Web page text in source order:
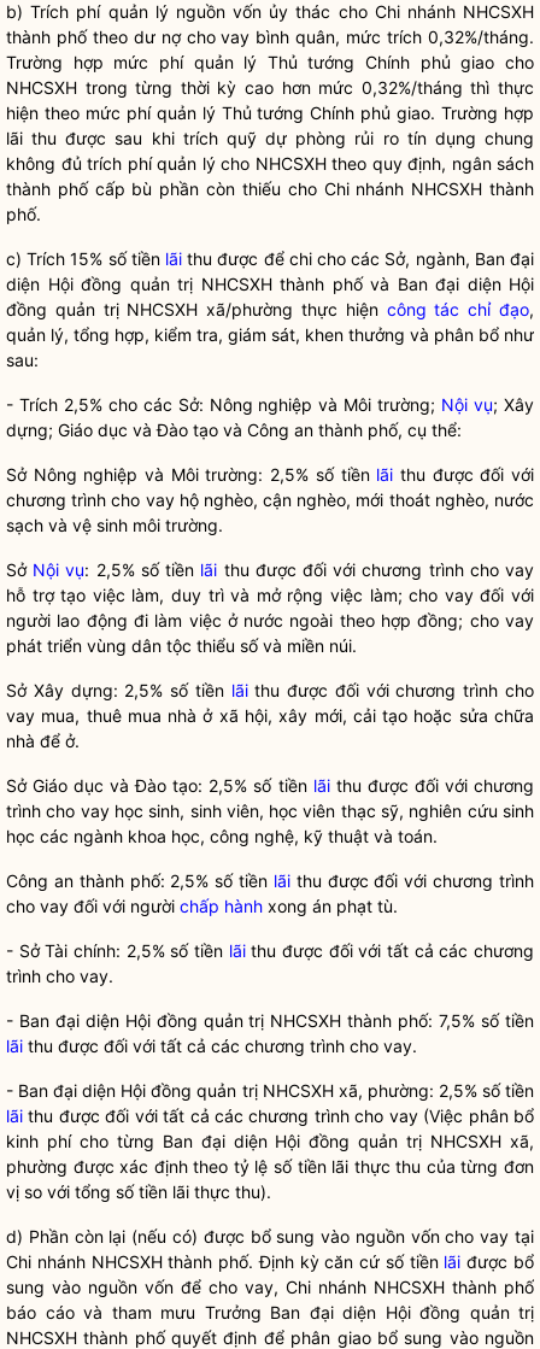
b) Trích phí quản lý nguồn vốn ủy thác cho Chi nhánh NHCSXH
thành phố theo dư nợ cho vay bình quân, mức trích 0,32%/tháng.
Trường hợp mức phí quản lý Thủ tướng Chính phủ giao cho
NHCSXH trong từng thời kỳ cao hơn mức 0,32%/tháng thì thực
hiện theo mức phí quản lý Thủ tướng Chính phủ giao. Trường hợp
lãi thu được sau khi trích quỹ dự phòng rủi ro tín dụng chung
không đủ trích phí quản lý cho NHCSXH theo quy định, ngân sách
thành phố cấp bù phần còn thiếu cho Chi nhánh NHCSXH thành
phố.
c) Trích 15% số tiền lãi thu được để chi cho các Sở, ngành, Ban đại
diện Hội đồng quản trị NHCSXH thành phố và Ban đại diện Hội
đồng quản trị NHCSXH xã/phường thực hiện công tác chỉ đạo,
quản lý, tổng hợp, kiểm tra, giám sát, khen thưởng và phân bổ như
sau:
- Trích 2,5% cho các Sở: Nông nghiệp và Môi trường; Nội vụ; Xây
dựng; Giáo dục và Đào tạo và Công an thành phố, cụ thể:
Sở Nông nghiệp và Môi trường: 2,5% số tiền lãi thu được đối với
chương trình cho vay hộ nghèo, cận nghèo, mới thoát nghèo, nước
sạch và vệ sinh môi trường.
Sở Nội vụ: 2,5% số tiền lãi thu được đối với chương trình cho vay
hỗ trợ tạo việc làm, duy trì và mở rộng việc làm; cho vay đối với
người lao động đi làm việc ở nước ngoài theo hợp đồng; cho vay
phát triển vùng dân tộc thiểu số và miền núi.
Sở Xây dựng: 2,5% số tiền lãithu được đối với chương trình cho
vay mua, thuê mua nhà ở xã hội, xây mới, cải tạo hoặc sửa chữa
nhà để ở.
Sở Giáo dục và Đào tạo: 2,5% số tiền lãithu được đối với chương
trình cho vay học sinh, sinh viên, học viên thạc sỹ, nghiên cứu sinh
học các ngành khoa học, công nghệ, kỹ thuật và toán.
Công an thành phố: 2,5% số tiền lãithu được đối với chương trình
cho vay đối với người chấp hành xong án phạt tù.
- Sở Tài chính: 2,5% số tiền lãithu được đối với tất cả các chương
trình cho vay.
- Ban đại diện Hội đồng quản trị NHCSXH thành phố: 7,5% số tiền
lãi thu được đối với tất cả các chương trình cho vay.
- Ban đại diện Hội đồng quản trị NHCSXH xã, phường: 2,5% số tiền
lãi thu được đối với tất cả các chương trình cho vay (Việc phân bổ
kinh phí cho từng Ban đại diện Hội đồng quản trị NHCSXH xã,
phường được xác định theo tỷ lệ số tiền lãi thực thu của từng đơn
vị so với tổng số tiền lãi thực thu).
d) Phần còn lại (nếu có) được bổ sung vào nguồn vốn cho vay tại
Chi nhánh NHCSXH thành phố. Định kỳ căn cứ số tiền lãi được bổ
sung vào nguồn vốn để cho vay, Chi nhánh NHCSXH thành phố
báo cáo và tham mưu Trưởng Ban đại diện Hội đồng quản trị
NHCSXH thành phố quyết định để phân giao bổ sung vào nguồn